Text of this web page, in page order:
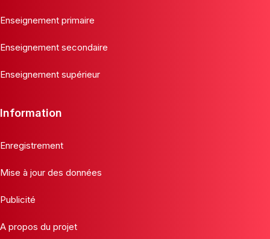
Enseignement primaire
Enseignement secondaire
Enseignement supérieur
Information
Enregistrement
Mise à jour des données
Publicité
A propos du projet